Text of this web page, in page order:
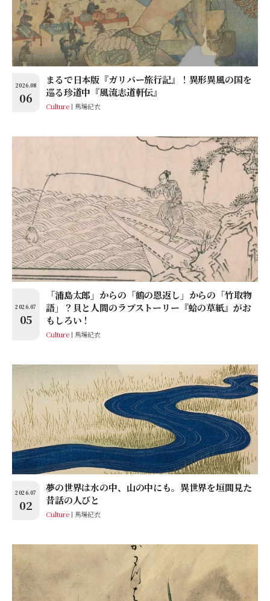
2026.08
06
まるで日本版『ガリバー旅行記』！異形異風の国を
巡る珍道中『風流志道軒伝』
Culture 馬場紀衣
2026.07
05
「浦島太郎」からの「鶴の恩返し」からの「竹取物
語」？貝と人間のラブストーリー『蛤の草紙』がお
もしろい！
Culture 馬場紀衣
2026.07
02
夢の世界は水の中、山の中にも。異世界を垣間見た
昔話の人びと
Culture 馬場紀衣